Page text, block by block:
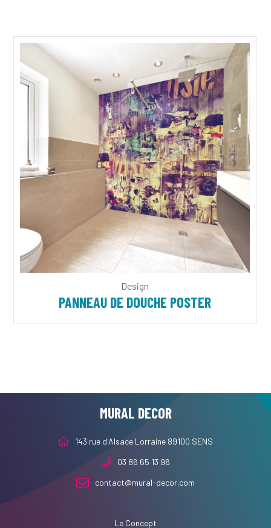
Design
PANNEAU DE DOUCHE POSTER
MURAL DECOR
143 rue d'Alsace Lorraine 89100 SENS
03 86 65 13 96
contact@mural-decor.com
Le Concept